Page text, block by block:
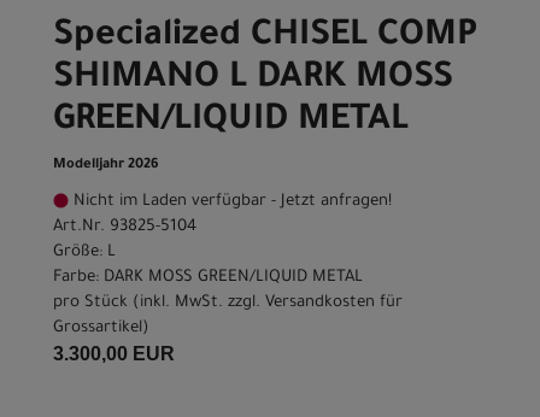
Specialized CHISEL COMP
SHIMANO L DARK MOSS
GREEN/LIQUID METAL
Modelljahr 2026
Nicht im Laden verfügbar - Jetzt anfragen!
Art.Nr. 93825-5104
Größe: L
Farbe: DARK MOSS GREEN/LIQUID METAL
pro Stück (inkl. MwSt. zzgl. Versandkosten für
Grossartikel)
3.300,00 EUR